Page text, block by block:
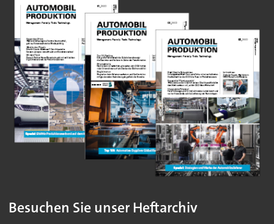
Besuchen Sie unser Heftarchiv